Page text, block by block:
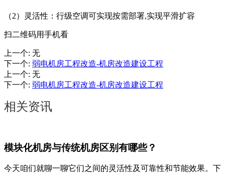
（2）灵活性：行级空调可实现按需部署,实现平滑扩容
扫二维码用手机看
上一个: 无
下一个: 弱电机房工程改造-机房改造建设工程
上一个: 无
下一个: 弱电机房工程改造-机房改造建设工程
相关资讯
模块化机房与传统机房区别有哪些？
今天咱们就聊一聊它们之间的灵活性及可靠性和节能效果。下